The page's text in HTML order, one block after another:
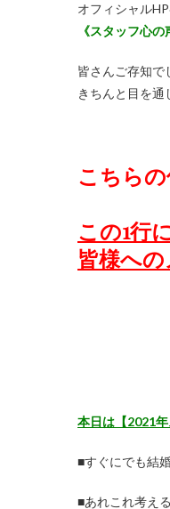
オフィシャル
《スタッフ心の
皆さんご存知で
きちんと目を通
こちらの
この1行
皆様へ
本日は【2021
■すぐにでも結
■あれこれ考え